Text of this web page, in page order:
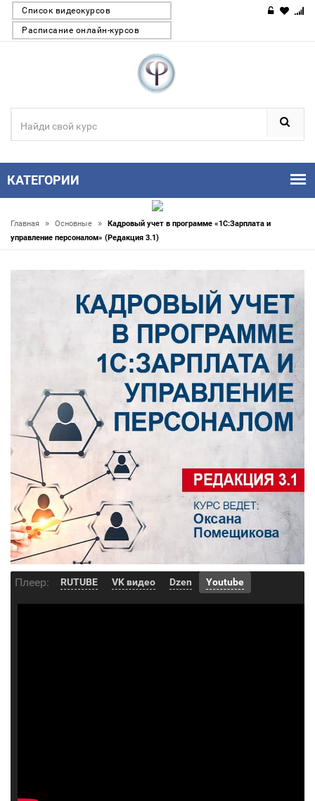
Список видеокурсов
Расписание онлайн-курсов
КАТЕГОРИИ
Главная » Основные »
Кадровый учет в программе «1С:Зарплата и
управление персоналом» (Редакция 3.1)
Плеер: RUTUBE VK видео Dzen Youtube